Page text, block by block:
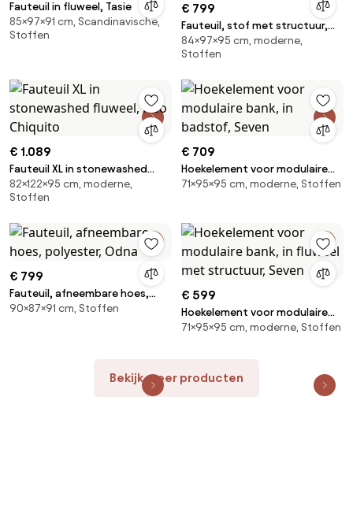
Fauteuil in fluweel, Tasie
85×97×91 cm, Scandinavische,
Stoffen
€ 799
Fauteuil, stof met structuur,
Victor
84×97×95 cm, moderne,
Stoffen
€ 1.089
Fauteuil XL in stonewashed
fluweel, Neo Chiquito
82×122×95 cm, moderne,
Stoffen
€ 709
Hoekelement voor modulaire
bank, in badstof, Seven
71×95×95 cm, moderne, Stoffen
€ 799
Fauteuil, afneembare hoes,
polyester, Odna
90×87×91 cm, Stoffen
€ 599
Hoekelement voor modulaire
bank, in fluweel met structuur,
71×95×95 cm, moderne, Stoffen
Bekijk meer producten